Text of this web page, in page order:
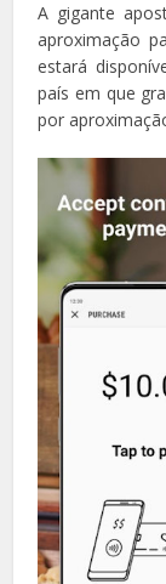
A gigante
aproximação
estará
país em que
por